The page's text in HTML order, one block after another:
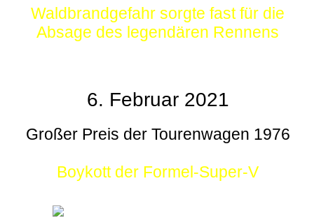
Waldbrandgefahr sorgte fast für die
Absage des legendären Rennens
6. Februar 2021
Großer Preis der Tourenwagen 1976
Boykott der Formel-Super-V